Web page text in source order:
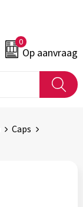
0
Op aanvraag
Caps